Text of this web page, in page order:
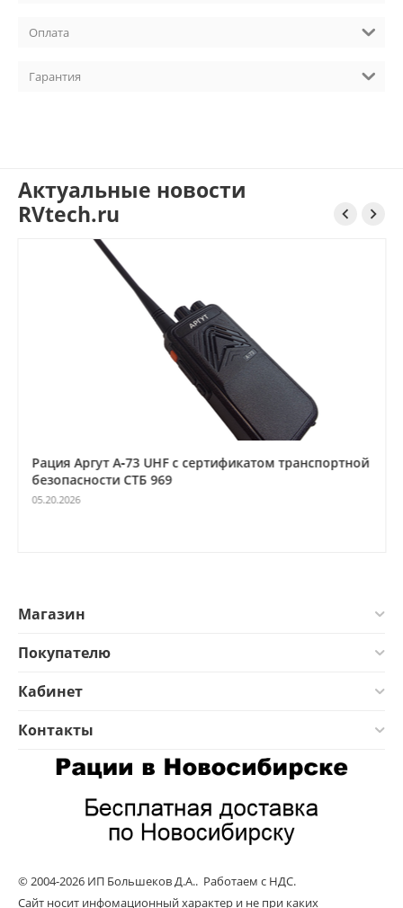
Оплата
Гарантия
Актуальные новости
RVtech.ru
 
Рация Аргут А‑73 UHF с сертификатом транспортной
безопасности СТБ 969
05.20.2026
Магазин
Покупателю
Кабинет
Контакты
© 2004-2026 ИП Большеков Д.А.. Работаем с НДС.
Сайт носит инфомационный характер и не при каких